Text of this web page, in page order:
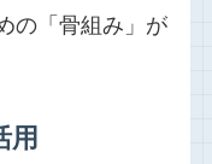
の「骨組み」が
用